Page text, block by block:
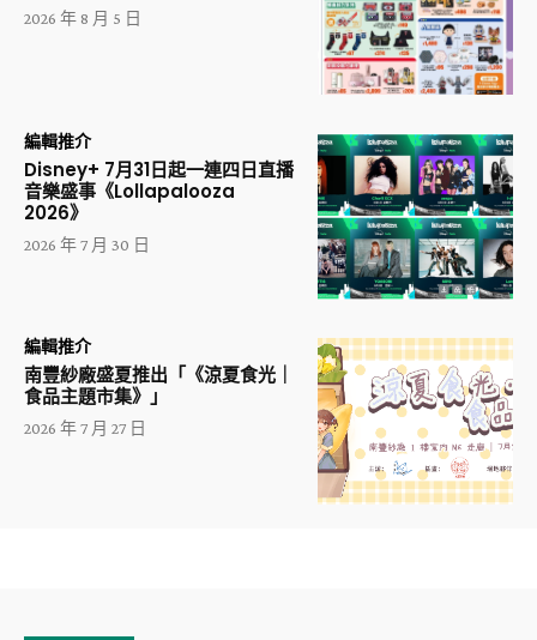
2026 年 8 月 5 日
編輯推介
Disney+ 7月31日起一連四日直播
音樂盛事《Lollapalooza
2026》
2026 年 7 月 30 日
編輯推介
南豐紗廠盛夏推出「《涼夏食光｜
食品主題市集》」
2026 年 7 月 27 日